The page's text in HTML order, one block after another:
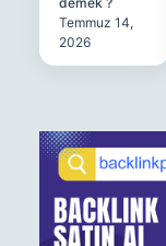
Temmuz 14,
2026